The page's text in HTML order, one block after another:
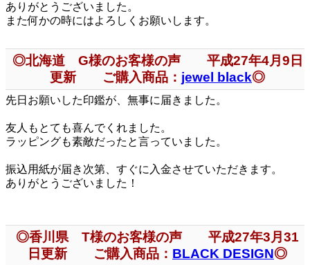
ありがとうございました。
また何かの時にはよろしくお願いします。
◎北海道 G様のお客様の声 平成27年4月9日
更新 ご購入商品： jewel black◎
先日お願いした印鑑が、無事に届きました。
友人もとても喜んでくれました。
ラッピングも素敵だったと言っていました。
振込用紙が届き次第、すぐに入金させていただきます。
ありがとうございました！
◎香川県 T様のお客様の声 平成27年3月31
日更新 ご購入商品： BLACK DESIGN◎